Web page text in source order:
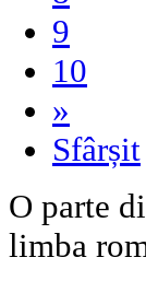
9
10
»
Sfârșit
O parte
limba